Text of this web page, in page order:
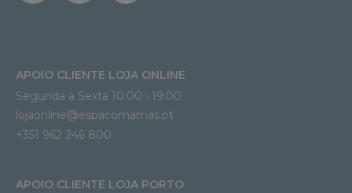
APOIO CLIENTE LOJA ONLINE
Segunda a Sexta 10:00 › 19:00
lojaonline@espacomamas.pt
+351 962 246 800
APOIO CLIENTE LOJA PORTO